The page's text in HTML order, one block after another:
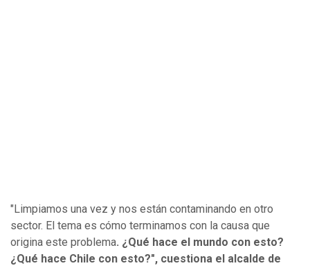
"Limpiamos una vez y nos están contaminando en otro
sector. El tema es cómo terminamos con la causa que
origina este problema. ¿Qué hace el mundo con esto?
¿Qué hace Chile con esto?", cuestiona el alcalde de